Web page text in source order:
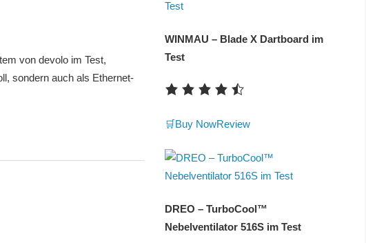
von devolo im Test,
sondern auch als Ethernet-
WINMAU – Blade X Dartboard im
Test
🛒Buy NowReview
DREO – TurboCool™
Nebelventilator 516S im Test